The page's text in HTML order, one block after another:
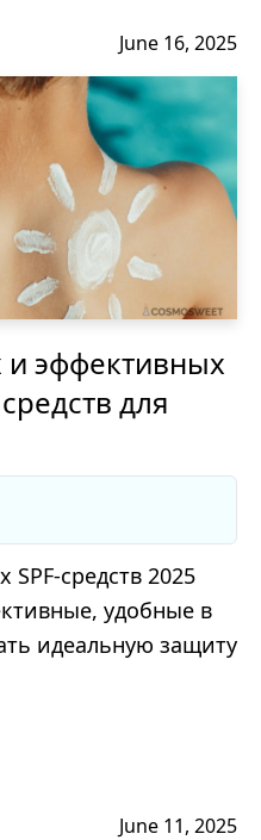
June 16, 2025
и эффективных
для
средств 2025
удобные в
идеальную защиту
June 11, 2025